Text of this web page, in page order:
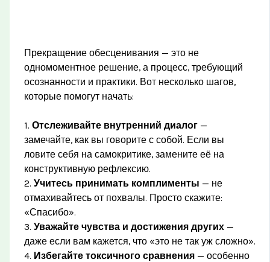
Прекращение обесценивания — это не
одномоментное решение, а процесс, требующий
осознанности и практики. Вот несколько шагов,
которые помогут начать:
1.Отслеживайте внутренний диалог —
замечайте, как вы говорите с собой. Если вы
ловите себя на самокритике, замените её на
конструктивную рефлексию.
2.Учитесь принимать комплименты — не
отмахивайтесь от похвалы. Просто скажите:
«Спасибо».
3.Уважайте чувства и достижения других —
даже если вам кажется, что «это не так уж сложно».
4. Избегайте токсичного сравнения — особенно